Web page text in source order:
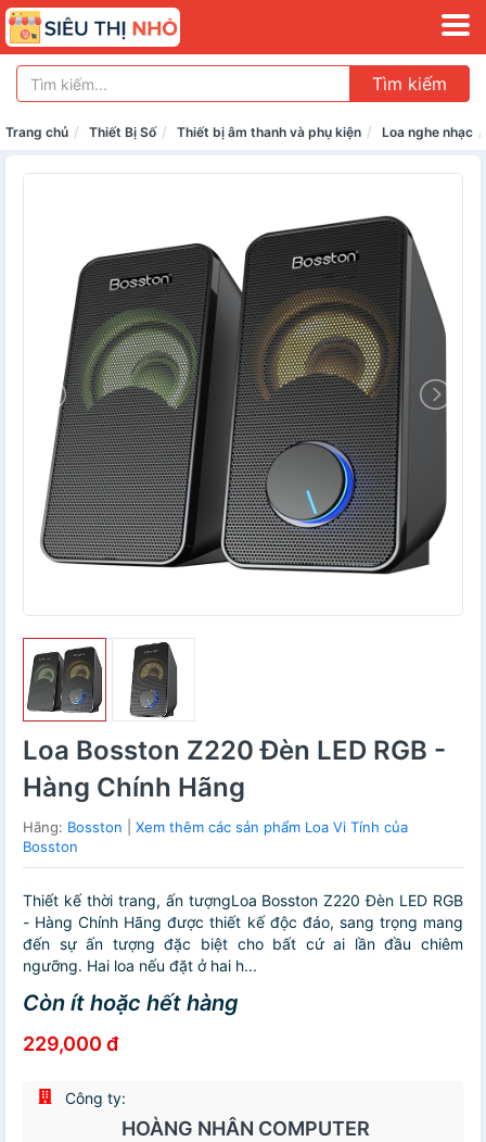
Tìm kiếm
Trang chủ Thiết Bị Số Thiết bị âm thanh và phụ kiện Loa nghe nhạc
Loa Bosston Z220 Đèn LED RGB -
Hàng Chính Hãng
Hãng: Bosston
Xem thêm các sản phẩm Loa Vi Tính của
Bosston
Thiết kế thời trang, ấn tượngLoa Bosston Z220 Đèn LED RGB
- Hàng Chính Hãng được thiết kế độc đáo, sang trọng mang
đến sự ấn tượng đặc biệt cho bất cứ ai lần đầu chiêm
ngưỡng. Hai loa nếu đặt ở hai h...
Còn ít hoặc hết hàng
229,000 đ
Công ty:
HOÀNG NHÂN COMPUTER